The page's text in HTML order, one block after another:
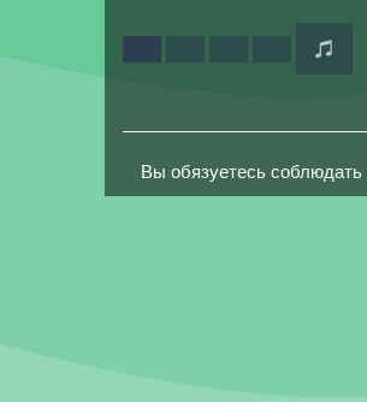
Вы обязуетесь соблюдать